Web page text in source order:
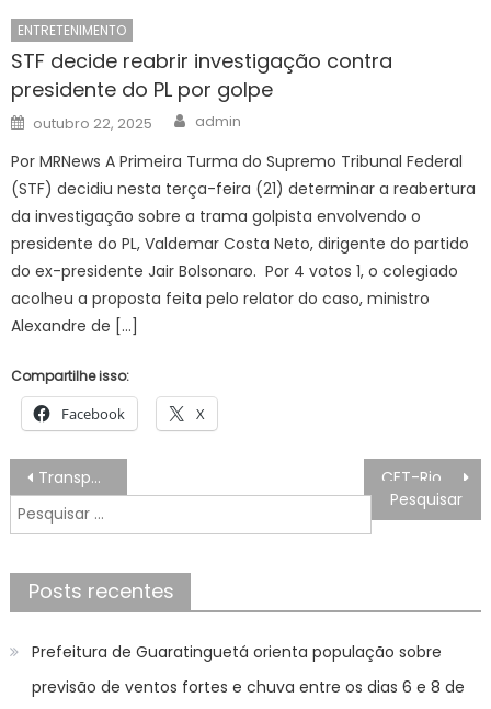
ENTRETENIMENTO
STF decide reabrir investigação contra
presidente do PL por golpe
Posted
on
outubro 22, 2025 Author
admin
Por MRNews A Primeira Turma do Supremo Tribunal Federal
(STF) decidiu nesta terça-feira (21) determinar a reabertura
da investigação sobre a trama golpista envolvendo o
presidente do PL, Valdemar Costa Neto, dirigente do partido
do ex-presidente Jair Bolsonaro. Por 4 votos 1, o colegiado
acolheu a proposta feita pelo relator do caso, ministro
Alexandre de […]
Compartilhe isso:
Facebook X
Navegação
de
Post
Transparência marca pré-seleção de 96 famílias para o Residencial Jorge Amado, em Campo Grande
Pesquisar
por:
Posts recentes
Prefeitura de Guaratinguetá orienta população sobre
previsão de ventos fortes e chuva entre os dias 6 e 8 de